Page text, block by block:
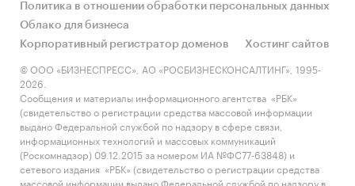
Проанализировать состояние рынка
структура;
Оценить показатели развития рынка
банковских пластиковых карт по регионам
России;
Проанализировать развитие
Политика в отношении обработки персональных данных
Облако для бизнеса
Корпоративный регистратор доменов
Хостинг сайтов
© ООО «БИЗНЕСПРЕСС», АО «РОСБИЗНЕСКОНСАЛТИНГ», 1995-
2026.
Сообщения и материалы информационного агентства «РБК»
(свидетельство о регистрации средства массовой информации
выдано Федеральной службой по надзору в сфере связи,
информационных технологий и массовых коммуникаций
(Роскомнадзор) 09.12.2015 за номером ИА №ФС77-63848) и
сетевого издания «РБК» (свидетельство о регистрации средства
массовой информации выдано Федеральной службой по надзору в